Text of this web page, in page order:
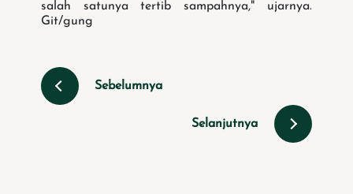
salah satunya tertib sampahnya," ujarnya.
Git/gung
Sebelumnya
Selanjutnya